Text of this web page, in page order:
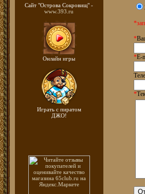
Сайт "Острова Сокровищ" -
www.393.ru
Онлайн игры
Играть с пиратом
ДЖО!
*
*E-
*